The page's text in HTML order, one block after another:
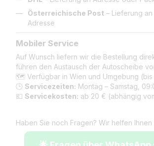
Österreichische Post – Lieferung
Adresse
Mobiler Service
Auf Wunsch liefern wir die Bestellung
führen den Austausch der Autoscheibe
🗺️ Verfügbar in Wien und Umgebung (bis
🕒 Servicezeiten: Montag – Samstag,
💶 Servicekosten: ab 20 € (abhängig
Haben Sie noch Fragen? Wir helfen